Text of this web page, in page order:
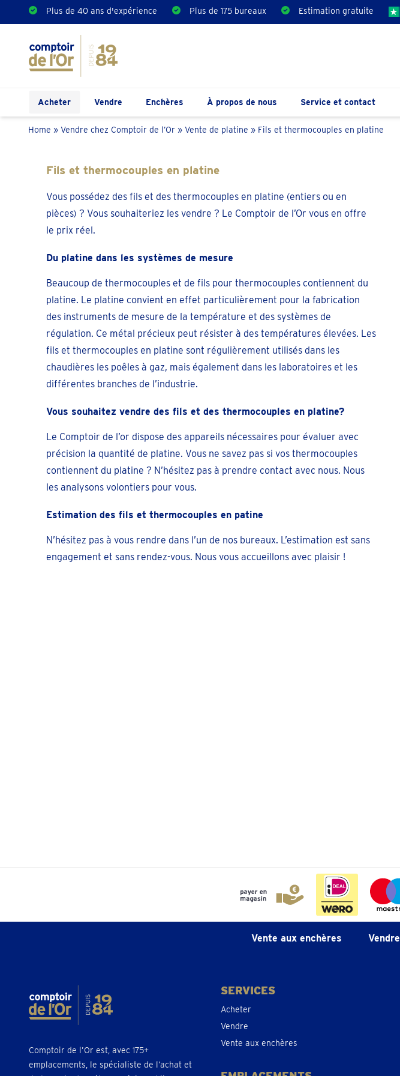
Plus de 40 ans d'expérience Plus de 175 bureaux Estimation gratuite
Acheter Vendre Enchères À propos de nous Service et contact
Home » Vendre chez Comptoir de l’Or » Vente de platine » Fils et thermocouples en platine
Fils et thermocouples en platine
Vous possédez des fils et des thermocouples en platine (entiers ou en
pièces) ? Vous souhaiteriez les vendre ? Le Comptoir de l’Or vous en offre
le prix réel.
Du platine dans les systèmes de mesure
Beaucoup de thermocouples et de fils pour thermocouples contiennent du
platine. Le platine convient en effet particulièrement pour la fabrication
des instruments de mesure de la température et des systèmes de
régulation. Ce métal précieux peut résister à des températures élevées. Les
fils et thermocouples en platine sont régulièrement utilisés dans les
chaudières les poêles à gaz, mais également dans les laboratoires et les
différentes branches de l’industrie.
Vous souhaitez vendre des fils et des thermocouples en platine?
Le Comptoir de l’or dispose des appareils nécessaires pour évaluer avec
précision la quantité de platine. Vous ne savez pas si vos thermocouples
contiennent du platine ? N’hésitez pas à prendre contact avec nous. Nous
les analysons volontiers pour vous.
Estimation des fils et thermocouples en patine
N’hésitez pas à vous rendre dans l’un de nos bureaux. L’estimation est sans
engagement et sans rendez-vous. Nous vous accueillons avec plaisir !
Vente aux enchères Vendre
Comptoir de l’Or est, avec 175+
emplacements, le spécialiste de l’achat et
SERVICES
Acheter
Vendre
Vente aux enchères